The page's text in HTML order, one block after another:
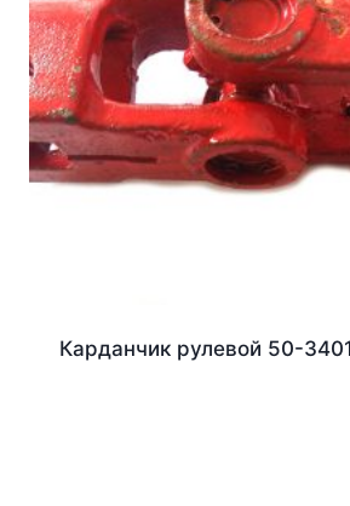
Карданчик рулевой 50-